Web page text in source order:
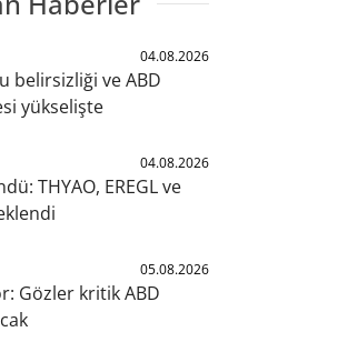
04.08.2026
belirsizliği ve ABD
yükselişte
04.08.2026
THYAO, EREGL ve
05.08.2026
Gözler kritik ABD